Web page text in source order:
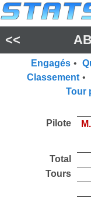
<<
Engagés •
Classement •
Tour
Pilote
Total
Tours